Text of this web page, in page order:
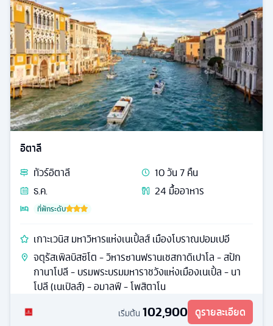
อิตาลี
ทัวร์อิตาลี 10วัน7คืน
ธ.ค.
24 มื้ออาหาร
ที่พักระดับ
เกาะเวนิส มหาวิหารแห่งเนเปิ้ลส์ เมืองโบราณปอมเปอี
จตุรัสเพิลบิสซิโต - วิหารซานฟรานเชสกาดิเปาโล - สปัก
กานาโปลี - บรมพระบรมมหาราชวังแห่งเมืองเนเปิ้ล - นา
โปลี (เนเปิลส์) - อมาลฟี - โพสิตาโน
เริ่มต้น 102,900 ดูรายละเอียด